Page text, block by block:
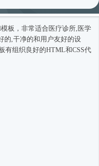
板 ，非常适合医疗诊所,医学
的,干净的和用户友好的设
有组织良好的HTML和CSS代